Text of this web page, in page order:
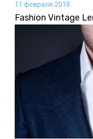
11 февраля 2018
Fashion Vintage